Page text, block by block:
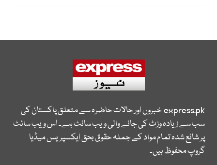
express.pkخبروں اور حالات حاضرہ سے متعلق پاکستان کی
سب سے زیادہ وزٹ کی جانے والی ویب سائٹ ہے۔ اس ویب سائٹ
پر شائع شدہ تمام مواد کے جملہ حقوق بحق ایکسپریس میڈیا
گروپ محفوظ ہیں۔